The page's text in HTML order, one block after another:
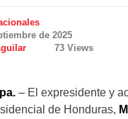
de 2025
73 Views
– El expresidente y
de Honduras,